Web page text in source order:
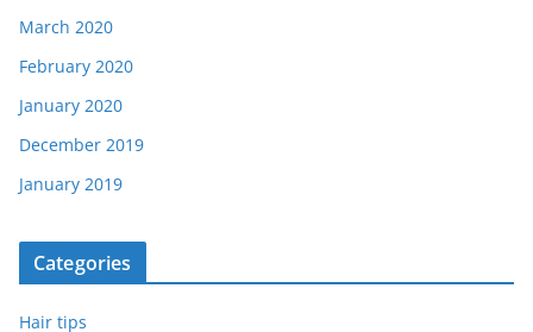
March 2020
February 2020
January 2020
December 2019
January 2019
Categories
Hair tips